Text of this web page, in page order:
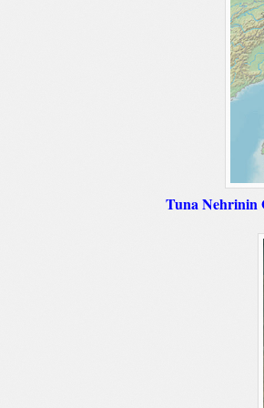
Tuna Nehrinin